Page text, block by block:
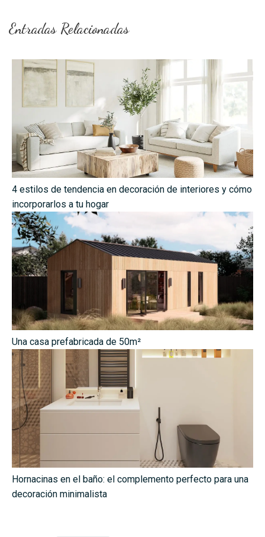
Entradas Relacionadas
4 estilos de tendencia en decoración de interiores y cómo
incorporarlos a tu hogar
Una casa prefabricada de 50m²
Hornacinas en el baño: el complemento perfecto para una
decoración minimalista